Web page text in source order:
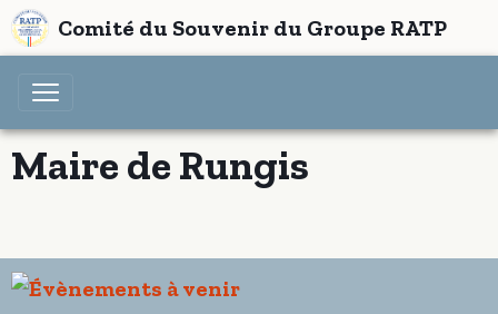
Comité du Souvenir du Groupe RATP
Maire de Rungis